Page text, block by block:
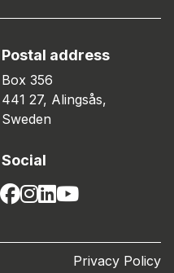
Postal address
Box 356
441 27, Alingsås,
Sweden
Social
Privacy Policy